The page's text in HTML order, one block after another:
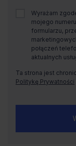
Wyrażam
mojego
formularzu,
połączeń
aktualnych
Ta strona jest
Politykę Prywatności